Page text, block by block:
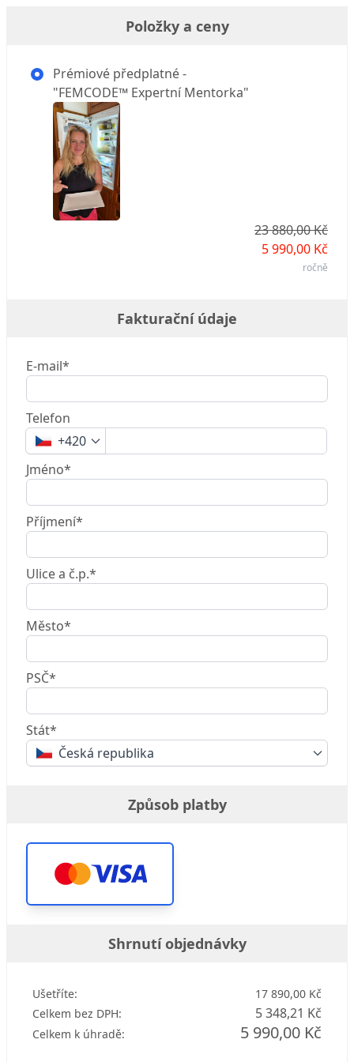
Položky a ceny
Prémiové předplatné -
"FEMCODE™ Expertní Mentorka"
23 880,00 Kč
5 990,00 Kč
ročně
Fakturační údaje
E-mail*
Telefon
+420
Jméno*
Příjmení*
Ulice a č.p.*
Město*
PSČ*
Stát*
Česká republika
Způsob platby
Shrnutí objednávky
Ušetříte:
17 890,00 Kč
Celkem bez DPH:
5 348,21 Kč
Celkem k úhradě: 5 990,00 Kč